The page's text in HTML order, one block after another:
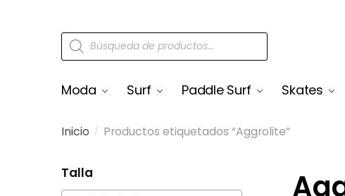
Moda Surf Paddle Surf Skates
Inicio / Productos etiquetados “Aggrolite”
Talla